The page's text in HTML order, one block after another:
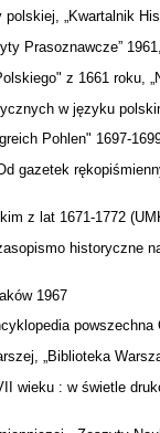
„Kwartalnik
Prasoznawcze”
z 1661 roku,
w języku
Pohlen" 1697-
gazetek
z lat 1671-1772
historyczne
1967
powszechna
„Biblioteka
wieku : w świetle